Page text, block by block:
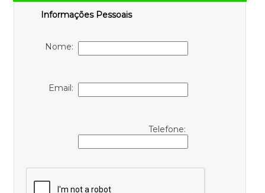
Informações Pessoais
Nome:
Email:
Telefone: